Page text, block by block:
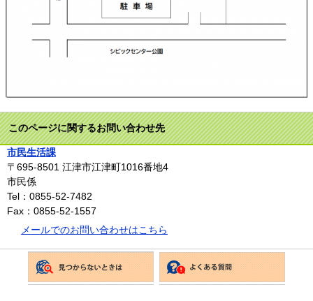
このページに関するお問い合わせ先
市民生活課
〒695-8501 江津市江津町1016番地4
市民係
Tel：0855-52-7482
Fax：0855-52-1557
メールでのお問い合わせはこちら